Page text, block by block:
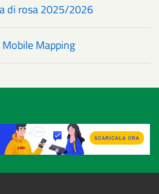
di rosa 2025/2026
Mapping